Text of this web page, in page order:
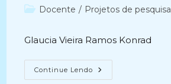
do
Categoria
Docente / Projetos de pesquisa
Glaucia Vieira Ramos Konrad
Continue Lendo ARQUIVOS
ECLESIÁSTICOS: